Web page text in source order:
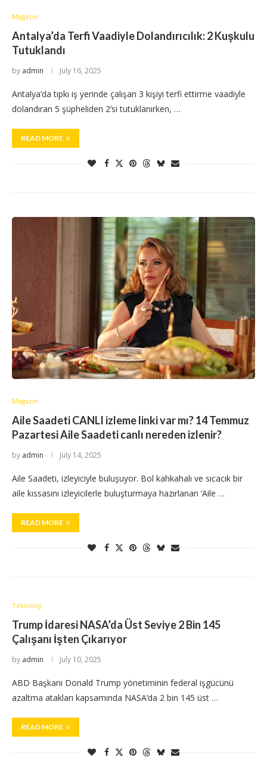
Magazin
Antalya’da Terfi Vaadiyle Dolandırıcılık: 2 Kuşkulu
Tutuklandı
by admin July 16, 2025
Antalya’da tıpkı iş yerinde çalışan 3 kişiyi terfi ettirme vaadiyle
dolandıran 5 şüpheliden 2’si tutuklanırken, …
READ MORE
Magazin
Aile Saadeti CANLI izleme linki var mı? 14 Temmuz
Pazartesi Aile Saadeti canlı nereden izlenir?
by admin July 14, 2025
Aile Saadeti, izleyiciyle buluşuyor. Bol kahkahalı ve sıcacık bir
aile kıssasını izleyicilerle buluşturmaya hazırlanan ‘Aile …
READ MORE
Teknoloji
Trump İdaresi NASA’da Üst Seviye 2 Bin 145
Çalışanı İşten Çıkarıyor
by admin July 10, 2025
ABD Başkanı Donald Trump yönetiminin federal işgücünü
azaltma atakları kapsamında NASA’da 2 bin 145 üst …
READ MORE